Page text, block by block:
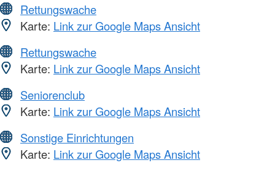
Rettungswache
Karte: Link zur Google Maps Ansicht
Rettungswache
Karte: Link zur Google Maps Ansicht
Seniorenclub
Karte: Link zur Google Maps Ansicht
Sonstige Einrichtungen
Karte: Link zur Google Maps Ansicht